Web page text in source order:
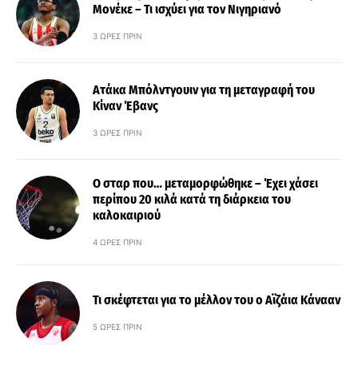
Μονέκε – Τι ισχύει για τον Νιγηριανό
3 ΏΡΕΣ ΠΡΙΝ
Ατάκα Μπόλντγουιν για τη μεταγραφή του
Κίναν Έβανς
3 ΏΡΕΣ ΠΡΙΝ
Ο σταρ που… μεταμορφώθηκε – Έχει χάσει
περίπου 20 κιλά κατά τη διάρκεια του
καλοκαιριού
4 ΏΡΕΣ ΠΡΙΝ
Τι σκέφτεται για το μέλλον του ο Αϊζάια Κάνααν
5 ΏΡΕΣ ΠΡΙΝ